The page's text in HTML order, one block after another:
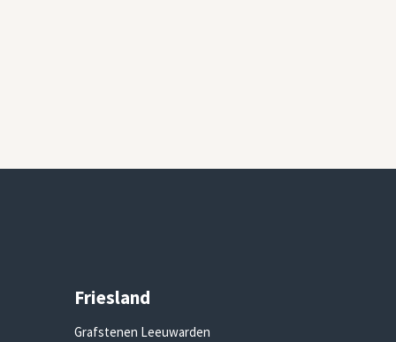
Friesland
Grafstenen Leeuwarden